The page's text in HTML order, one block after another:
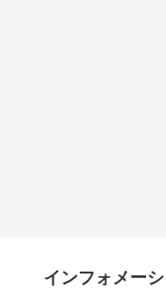
インフォメー